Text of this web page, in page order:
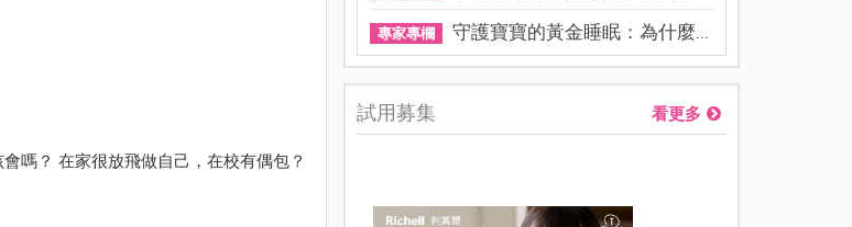
橘子表示：我很棒！ 有些小孩在家和在學校是兩個模樣，你家的小孩會嗎？ 在家很放飛做自己，在校有偶包？
專家專欄 守護寶寶的黃金睡眠：為什麼...
試用募集 看更多